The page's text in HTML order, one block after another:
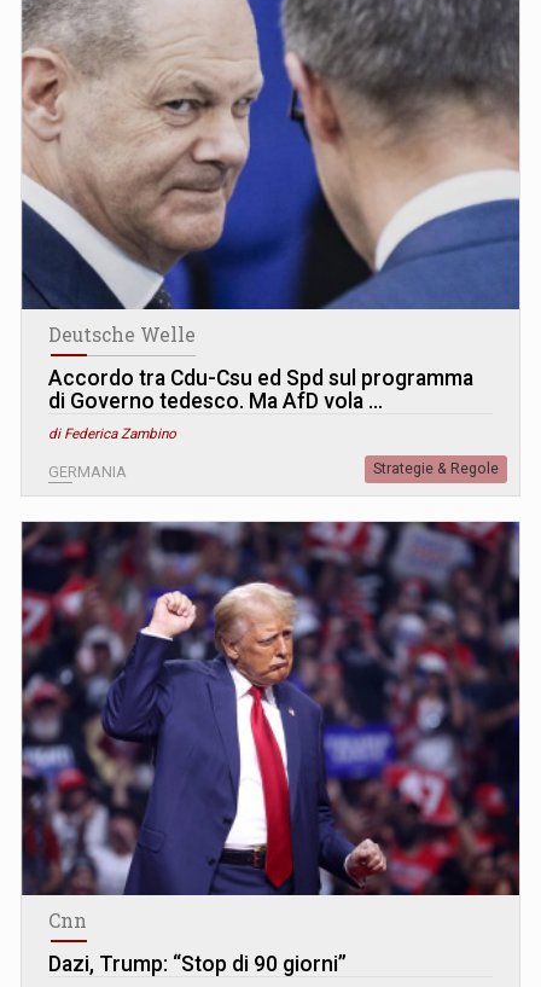
Deutsche Welle
Accordo tra Cdu-Csu ed Spd sul programma
di Governo tedesco. Ma AfD vola …
di Federica Zambino
GERMANIA Strategie & Regole
Cnn
Dazi, Trump: “Stop di 90 giorni”